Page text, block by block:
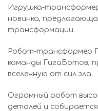
Игрушка-
новинка,
трансформации.
Робот-трансформер
команды ГигаБотов,
вселенную от сил зла.
Огромный робот
деталей и собирается